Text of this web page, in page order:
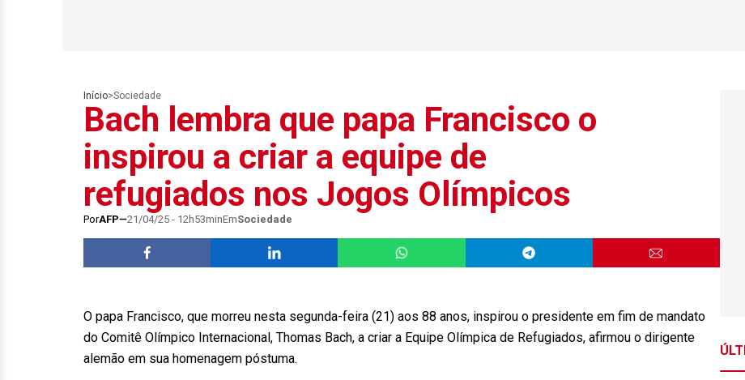
Início>Sociedade
Bach lembra que papa Francisco o
inspirou a criar a equipe de
refugiados nos Jogos Olímpicos
PorAFP 21/04/25 - 12h53minEmSociedade
O papa Francisco, que morreu nesta segunda-feira (21) aos 88 anos, inspirou o presidente em fim de mandato
do Comitê Olímpico Internacional, Thomas Bach, a criar a Equipe Olímpica de Refugiados, afirmou o dirigente
alemão em sua homenagem póstuma.